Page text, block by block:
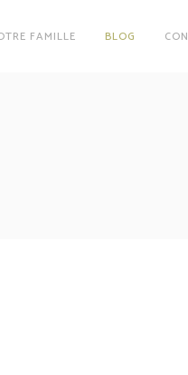
FAMILLE BLOG